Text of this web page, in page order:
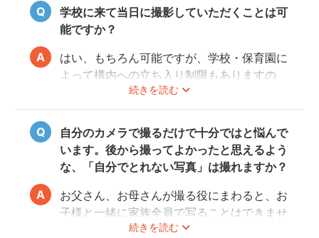
学校に来て当日に撮影していただくことは可
能ですか？
続きを読む
はい、もちろん可能ですが、学校・保育園に
よって構内への立ち入り制限もありますの
で、事前にご確認をお願いいたします。
自分のカメラで撮るだけで十分ではと悩んで
います。後から撮ってよかったと思えるよう
な、「自分でとれない写真」は撮れますか？
続きを読む
お父さん、お母さんが撮る役にまわると、お
子様と一緒に家族全員で写ることはできませ
んし、プロの機材や構図ならではのクオリテ